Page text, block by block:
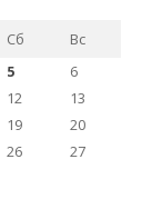
Сб
Вс
5
6
12
13
19
20
26
27